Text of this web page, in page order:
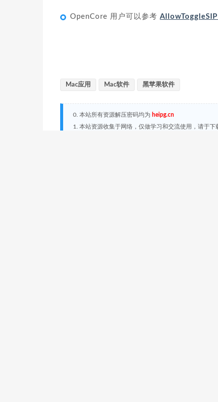
OpenCore 用户可以参考
Mac应用 Mac软件 黑苹果软件
0. 本站所有资源解压密码均为 heipg.cn
1. 本站资源收集于网络，仅做学习和交流使用，请于